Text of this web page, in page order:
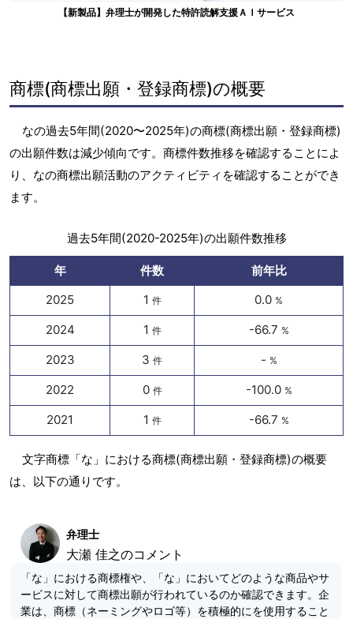
【新製品】弁理士が開発した特許読解支援ＡＩサービス
商標(商標出願・登録商標)の概要
なの過去5年間(2020〜2025年)の商標(商標出願・登録商標)
の出願件数は減少傾向です。商標件数推移を確認することによ
り、なの商標出願活動のアクティビティを確認することができ
ます。
過去5年間(2020-2025年)の出願件数推移
年 件数
前年比
2025
1 件 0.0 %
2024 1 件 -66.7 %
2023 3 件 - %
2022 0 件 -100.0 %
2021 1 件 -66.7 %
文字商標「な」における商標(商標出願・登録商標)の概要
は、以下の通りです。
弁理士
大瀬 佳之のコメント
「な」における商標権や、「な」においてどのような商品やサ
ービスに対して商標出願が行われているのか確認できます。企
業は、商標（ネーミングやロゴ等）を積極的にを使用すること